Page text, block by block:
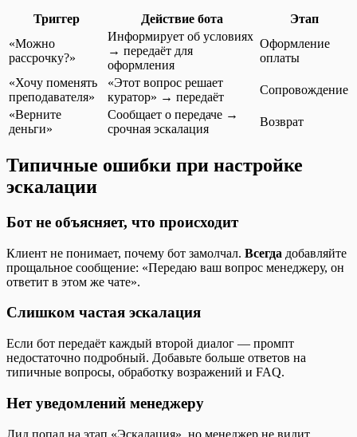
Триггер Действие бота
Этап
«Можно
рассрочку?»
Информирует об условиях
→ передаёт для
оформления
Оформление
оплаты
«Хочу поменять
преподавателя»
«Этот вопрос решает
куратор» → передаёт
Сопровождение
«Верните
деньги»
Сообщает о передаче →
срочная эскалация
Возврат
Типичные ошибки при настройке
эскалации
Бот не объясняет, что происходит
Клиент не понимает, почему бот замолчал. Всегда добавляйте
прощальное сообщение: «Передаю ваш вопрос менеджеру, он
ответит в этом же чате».
Слишком частая эскалация
Если бот передаёт каждый второй диалог — промпт
недостаточно подробный. Добавьте больше ответов на
типичные вопросы, обработку возражений и FAQ.
Нет уведомлений менеджеру
Лид попал на этап «Эскалация», но менеджер не видит.